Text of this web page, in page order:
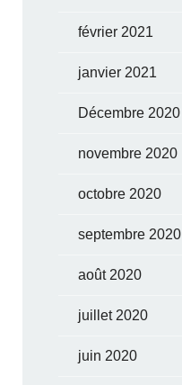
février 2021
janvier 2021
Décembre 2020
novembre 2020
octobre 2020
septembre 2020
août 2020
juillet 2020
juin 2020